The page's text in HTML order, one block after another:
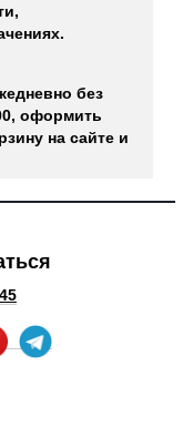
без
оформить
на сайте и